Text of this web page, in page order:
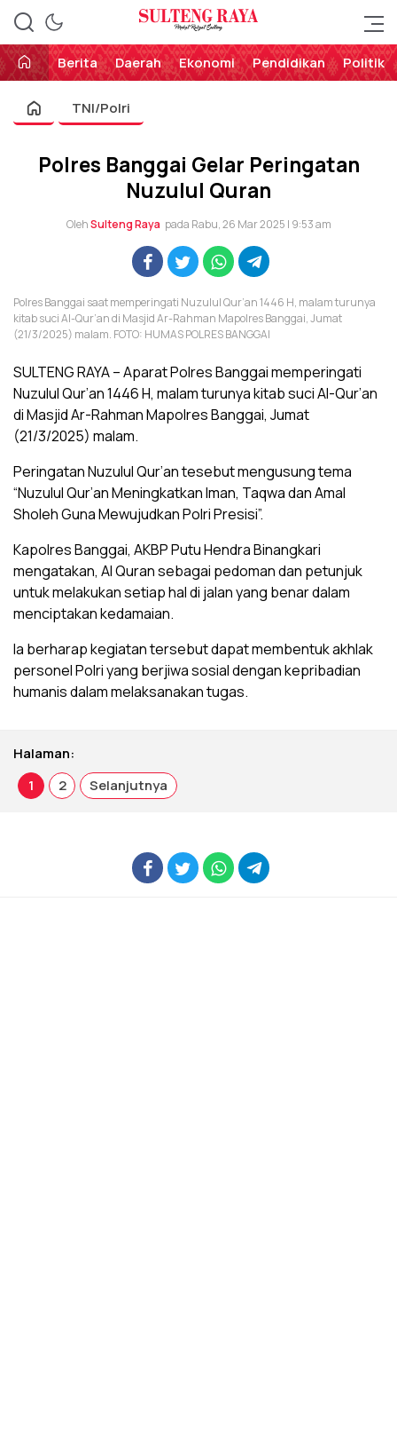
Sulteng Raya
Perekat Rakyat Sulteng
Berita
Daerah Ekonomi Pendidikan Politik
TNI/Polri
Polres Banggai Gelar Peringatan
Nuzulul Quran
OlehSulteng Raya pada Rabu, 26 Mar 2025 | 9:53 am
Polres Banggai saat memperingati Nuzulul Qur’an 1446 H, malam turunya
kitab suci Al-Qur’an di Masjid Ar-Rahman Mapolres Banggai, Jumat
(21/3/2025) malam. FOTO: HUMAS POLRES BANGGAI
SULTENG RAYA – Aparat Polres Banggai memperingati
Nuzulul Qur’an 1446 H, malam turunya kitab suci Al-Qur’an
di Masjid Ar-Rahman Mapolres Banggai, Jumat
(21/3/2025) malam.
Peringatan Nuzulul Qur’an tesebut mengusung tema
“Nuzulul Qur’an Meningkatkan Iman, Taqwa dan Amal
Sholeh Guna Mewujudkan Polri Presisi”.
Kapolres Banggai, AKBP Putu Hendra Binangkari
mengatakan, Al Quran sebagai pedoman dan petunjuk
untuk melakukan setiap hal di jalan yang benar dalam
menciptakan kedamaian.
Ia berharap kegiatan tersebut dapat membentuk akhlak
personel Polri yang berjiwa sosial dengan kepribadian
humanis dalam melaksanakan tugas.
Halaman:
1
2 Selanjutnya